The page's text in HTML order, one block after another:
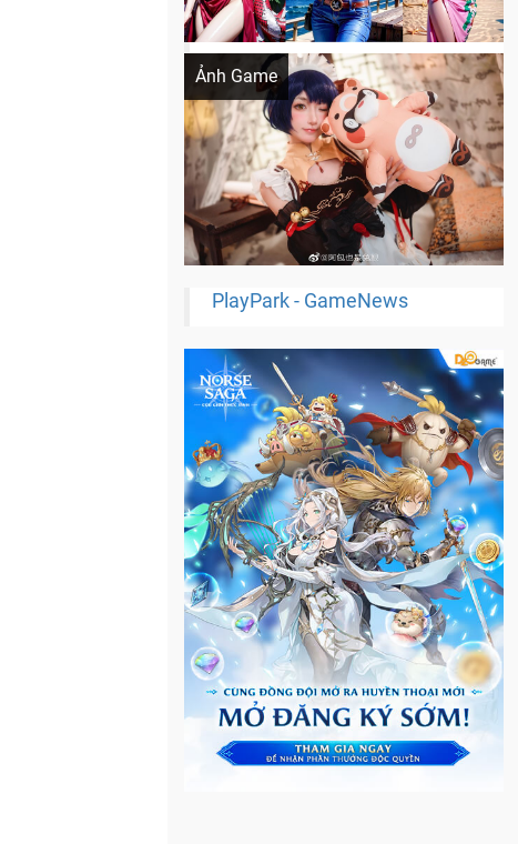
Ảnh Game
Cosplay Xiangling siêu cute
PlayPark - GameNews